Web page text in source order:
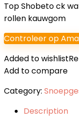
Top Shobeto ck
rollen kauwgom
Controleer op
Added to wishlist
Add to compare
Category:
Description